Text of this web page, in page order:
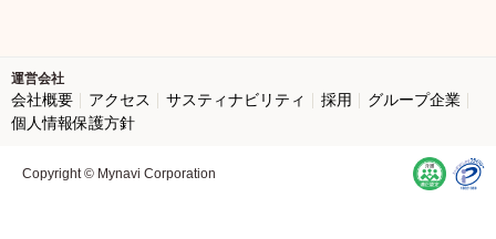
運営会社
会社概要 アクセス サスティナビリティ 採用
グループ企業
個人情報保護方針
Copyright © Mynavi Corporation